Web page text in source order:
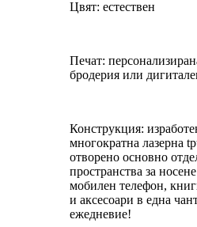
Цвят: естествен
Печат:
бродерия или
Конструкция:
многократна лазерна
отворено основно
пространства за
мобилен телефон,
и аксесоари в една
ежедневие!